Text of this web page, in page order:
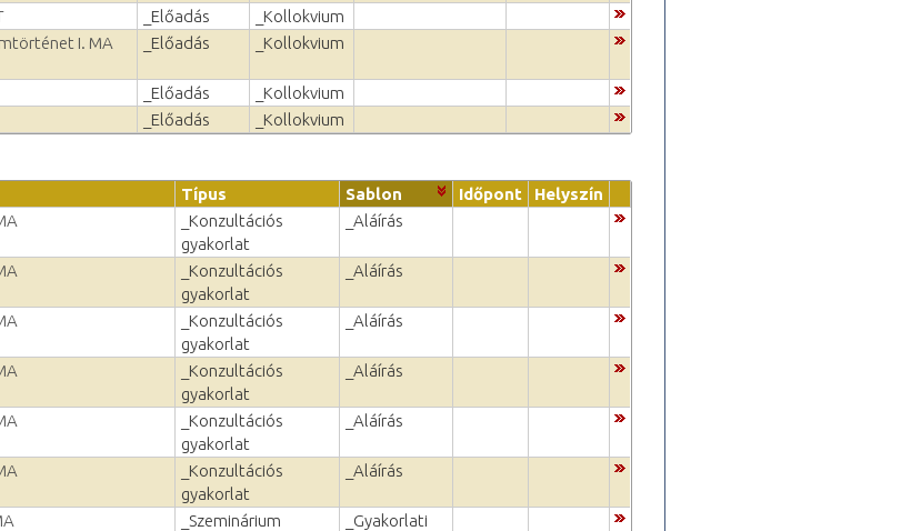
_Előadás
_Kollokvium
I. MA _Előadás _Kollokvium
_Előadás
_Kollokvium
_Előadás _Kollokvium
Típus Sablon Időpont
Helyszín
_Konzultációs
gyakorlat
_Aláírás
_Konzultációs
gyakorlat
_Aláírás
_Konzultációs
gyakorlat
_Aláírás
_Konzultációs
gyakorlat
_Aláírás
_Konzultációs
gyakorlat
_Aláírás
_Konzultációs
gyakorlat
_Aláírás
_Szeminárium
_Gyakorlati